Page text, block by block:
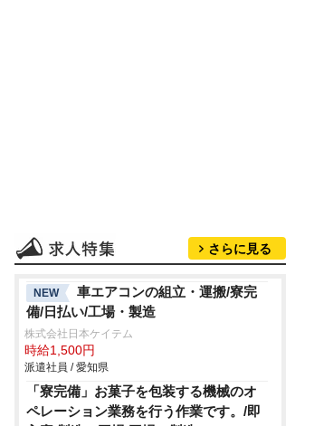
さらに見る
NEW
車エアコンの組立・運搬/寮完
備/日払い/工場・製造
株式会社日本ケイテム
時給1,500円
派遣社員 / 愛知県
「寮完備」お菓子を包装する機械のオ
ペレーション業務を行う作業です。/即